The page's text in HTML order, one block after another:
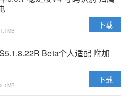
下载
Beta个人适配 附加
下载